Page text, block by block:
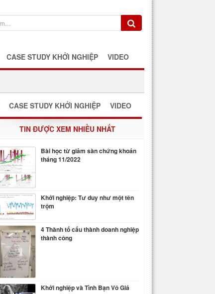
CASE STUDY KHỞI NGHIỆP VIDEO
CASE STUDY KHỞI NGHIỆP VIDEO
TIN ĐƯỢC XEM NHIỀU NHẤT
Bài học từ giảm sàn chứng khoán
tháng 11/2022
Khởi nghiệp: Tư duy như một tên
trộm
4 Thành tố cấu thành doanh nghiệp
thành công
Khởi nghiệp và Tình Bạn Vô Giá